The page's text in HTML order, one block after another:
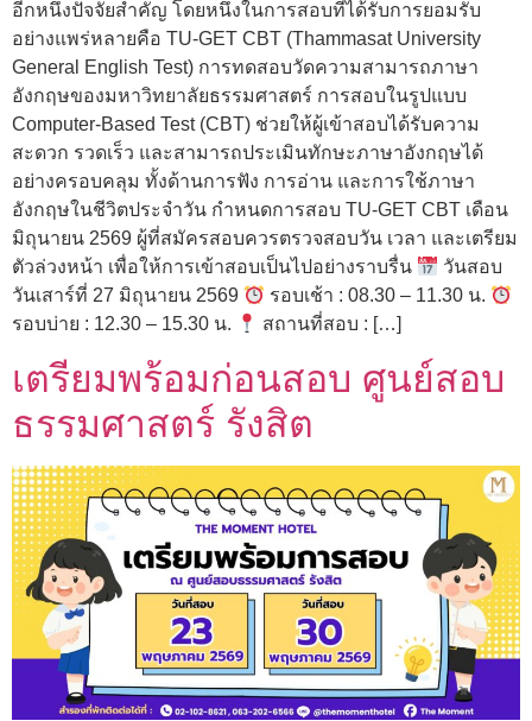
อีกหนึ่งปัจจัยสำคัญ โดยหนึ่งในการสอบที่ได้รับการยอมรับ
อย่างแพร่หลายคือ TU-GET CBT (Thammasat University
General English Test) การทดสอบวัดความสามารถภาษา
อังกฤษของมหาวิทยาลัยธรรมศาสตร์ การสอบในรูปแบบ
Computer-Based Test (CBT) ช่วยให้ผู้เข้าสอบได้รับความ
สะดวก รวดเร็ว และสามารถประเมินทักษะภาษาอังกฤษได้
อย่างครอบคลุม ทั้งด้านการฟัง การอ่าน และการใช้ภาษา
อังกฤษในชีวิตประจำวัน กำหนดการสอบ TU-GET CBT เดือน
มิถุนายน 2569 ผู้ที่สมัครสอบควรตรวจสอบวัน เวลา และเตรียม
ตัวล่วงหน้า เพื่อให้การเข้าสอบเป็นไปอย่างราบรื่น
วันสอบ
วันเสาร์ที่ 27 มิถุนายน 2569
รอบเช้า : 08.30 – 11.30 น.
รอบบ่าย : 12.30 – 15.30 น.
สถานที่สอบ : […]
เตรียมพร้อมก่อนสอบ ศูนย์สอบ
ธรรมศาสตร์ รังสิต